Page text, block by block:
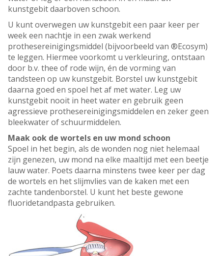
kunstgebit daarboven schoon.
U kunt overwegen uw kunstgebit een paar keer per
week een nachtje in een zwak werkend
prothesereinigingsmiddel (bijvoorbeeld van ®Ecosym)
te leggen. Hiermee voorkomt u verkleuring, ontstaan
door b.v. thee of rode wijn, én de vorming van
tandsteen op uw kunstgebit. Borstel uw kunstgebit
daarna goed en spoel het af met water. Leg uw
kunstgebit nooit in heet water en gebruik geen
agressieve prothesereinigingsmiddelen en zeker geen
bleekwater of schuurmiddelen.
Maak ook de wortels en uw mond schoon
Spoel in het begin, als de wonden nog niet helemaal
zijn genezen, uw mond na elke maaltijd met een beetje
lauw water. Poets daarna minstens twee keer per dag
de wortels en het slijmvlies van de kaken met een
zachte tandenborstel. U kunt het beste gewone
fluoridetandpasta gebruiken.